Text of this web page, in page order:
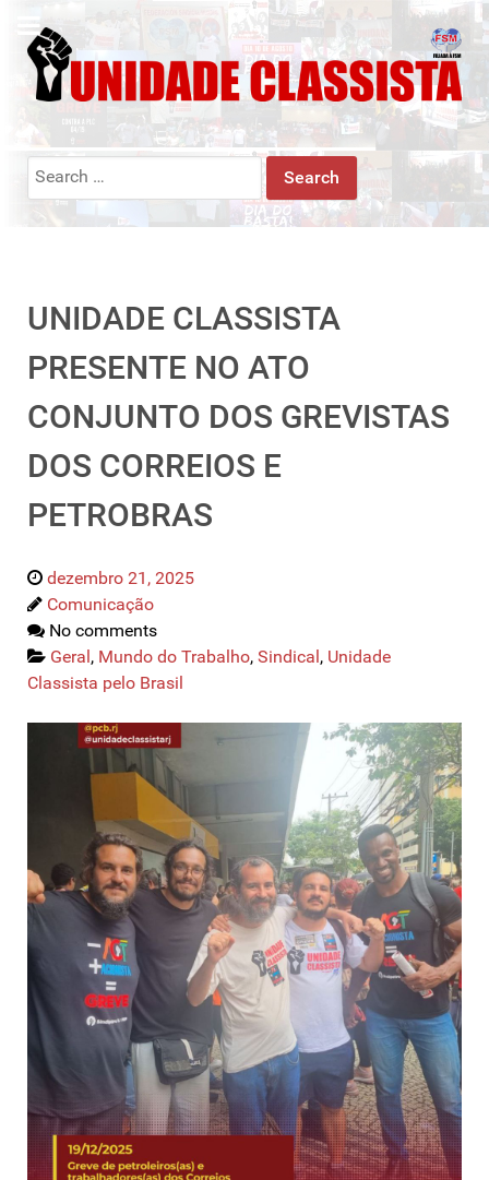
Search
UNIDADE CLASSISTA
PRESENTE NO ATO
CONJUNTO DOS GREVISTAS
DOS CORREIOS E
PETROBRAS
dezembro 21, 2025
Comunicação
No comments
Geral, Mundo do Trabalho, Sindical, Unidade
Classista pelo Brasil